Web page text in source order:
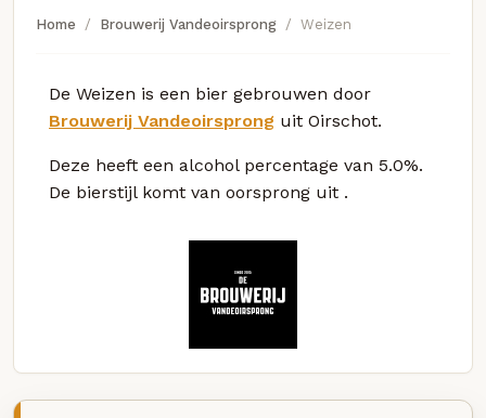
Home Brouwerij Vandeoirsprong Weizen
De Weizen is een bier gebrouwen door
Brouwerij Vandeoirsprong uit Oirschot.
Deze heeft een alcohol percentage van 5.0%.
De bierstijl komt van oorsprong uit .